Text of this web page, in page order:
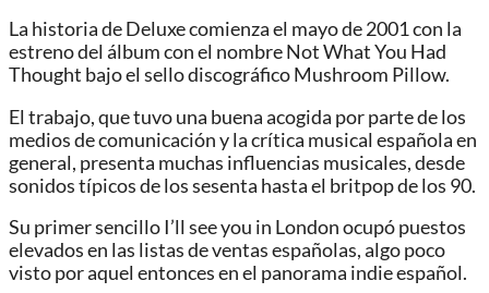
La historia de Deluxe comienza el mayo de 2001 con la
estreno del álbum con el nombre Not What You Had
Thought bajo el sello discográfico Mushroom Pillow.
El trabajo, que tuvo una buena acogida por parte de los
medios de comunicación y la crítica musical española en
general, presenta muchas influencias musicales, desde
sonidos típicos de los sesenta hasta el britpop de los 90.
Su primer sencillo I’ll see you in London ocupó puestos
elevados en las listas de ventas españolas, algo poco
visto por aquel entonces en el panorama indie español.